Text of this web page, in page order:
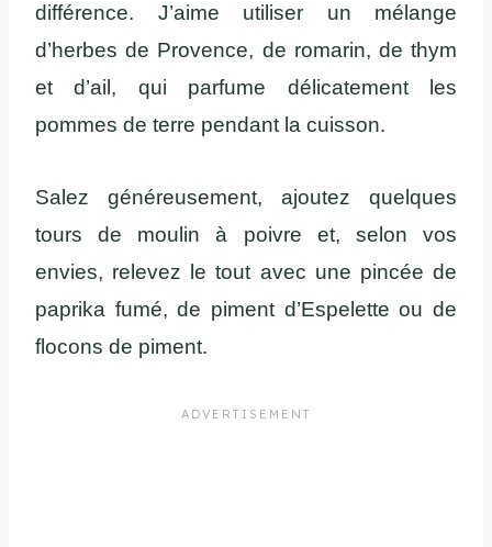
différence. J’aime utiliser un mélange
d’herbes de Provence, de romarin, de thym
et d’ail, qui parfume délicatement les
pommes de terre pendant la cuisson.
Salez généreusement, ajoutez quelques
tours de moulin à poivre et, selon vos
envies, relevez le tout avec une pincée de
paprika fumé, de piment d’Espelette ou de
flocons de piment.